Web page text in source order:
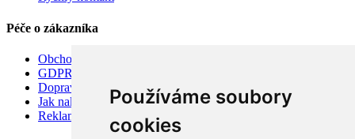
Používáme soubory
cookies
Péče o zákazníka
Obchodní podmínky
GDPR
Doprava
Jak nakupovat
Reklamace